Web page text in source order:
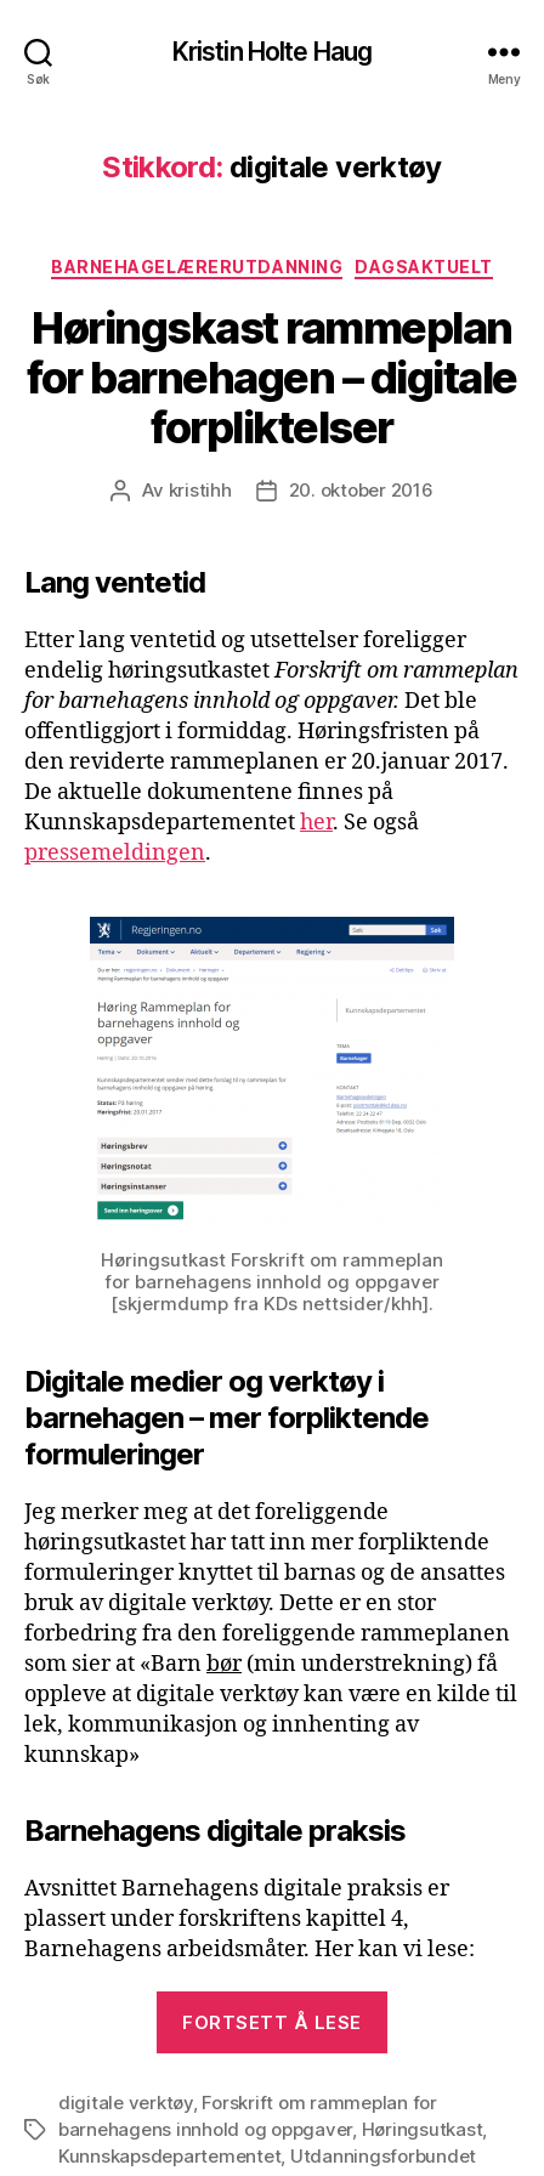
Søk
Kristin Holte Haug
Meny
Stikkord: digitale verktøy
Kategorier
BARNEHAGELÆRERUTDANNING DAGSAKTUELT
Høringskast rammeplan
for barnehagen – digitale
forpliktelser
Innleggsforfatter
Av kristihh Publiseringsdato
20. oktober 2016
Lang ventetid
Etter lang ventetid og utsettelser foreligger
endelig høringsutkastetForskrift om rammeplan
for barnehagens innhold og oppgaver. Det ble
offentliggjort i formiddag. Høringsfristen på
den reviderte rammeplanen er 20.januar 2017.
De aktuelle dokumentene finnes på
Kunnskapsdepartementether. Se også
pressemeldingen.
Høringsutkast Forskrift om rammeplan
for barnehagens innhold og oppgaver
[skjermdump fra KDs nettsider/khh].
Digitale medier og verktøy i
barnehagen – mer forpliktende
formuleringer
Jeg merker meg at det foreliggende
høringsutkastet har tatt inn mer forpliktende
formuleringer knyttet til barnas og de ansattes
bruk av digitale verktøy. Dette er en stor
forbedring fra den foreliggende rammeplanen
som sier at «Barnbør(min understrekning) få
oppleve at digitale verktøy kan være en kilde til
lek, kommunikasjon og innhenting av
kunnskap»
Barnehagens digitale praksis
Avsnittet Barnehagens digitale praksis er
plassert under forskriftens kapittel 4,
Barnehagens arbeidsmåter. Her kan vi lese:
FORTSETT Å LESE
barnehagen
–
Stikkord
digitale verktøy, Forskrift om rammeplan for
barnehagens innhold og oppgaver, Høringsutkast,
Kunnskapsdepartementet, Utdanningsforbundet